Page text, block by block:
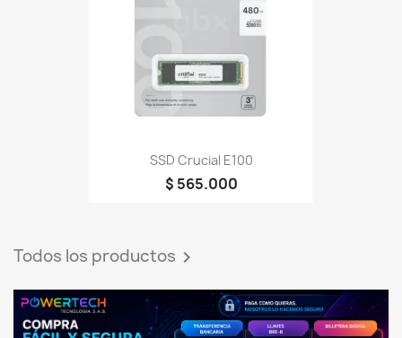
SSD Crucial E100
$ 565.000
Todos los productos 